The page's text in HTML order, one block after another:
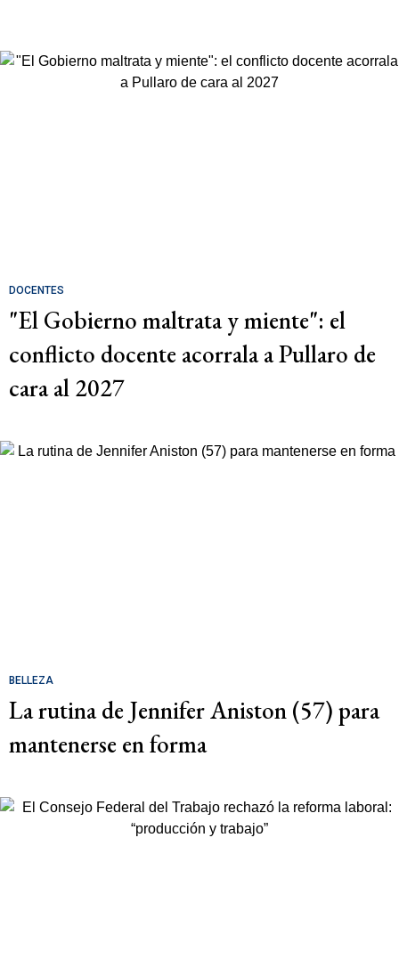
DOCENTES
"El Gobierno maltrata y miente": el
conflicto docente acorrala a Pullaro de
cara al 2027
BELLEZA
La rutina de Jennifer Aniston (57) para
mantenerse en forma